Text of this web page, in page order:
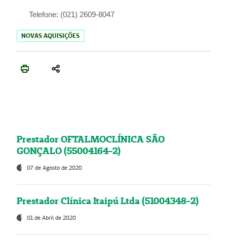
Telefone: (021) 2609-8047
NOVAS AQUISIÇÕES
Prestador OFTALMOCLÍNICA SÃO
GONÇALO (55004164-2)
07 de Agosto de 2020
Prestador Clínica Itaipú Ltda (51004348-2)
01 de Abril de 2020